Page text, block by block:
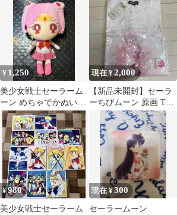
典 武内直子 東映
¥ 1,250
美少女戦士セーラーム
ーン めちゃでかぬいぐ
るみ ～セーラーちびム
ーン～
現在 ¥2,000
【新品未開封】セーラ
ーちびムーン 原画 Tシ
ャツ
¥980
美少女戦士セーラーム
現在 ¥300
セーラームーン